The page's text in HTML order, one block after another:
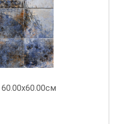
60.00x60.00см